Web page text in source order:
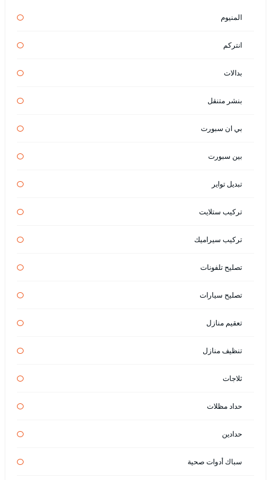
المنيوم
انتركم
بدالات
بنشر متنقل
بي ان سبورت
بين سبورت
تبديل تواير
تركيب ستلايت
تركيب سيراميك
تصليح تلفونات
تصليح سيارات
تعقيم منازل
تنظيف منازل
ثلاجات
حداد مظلات
حدادين
سباك أدوات صحية